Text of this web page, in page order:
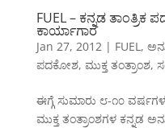
FUEL – ಕನ್ನಡ
ಕಾರ್ಯಾಗಾರ
Jan 27, 2012| FUEL,
ಪದಕೋಶ, ಮುಕ್ತ ತಂತ್ರಾಂಶ,
ಈಗ್ಗೆ ಸುಮಾರು ೮-೧೦
ಮುಕ್ತ ತಂತ್ರಾಂಶಗಳ ಕನ್ನಡ